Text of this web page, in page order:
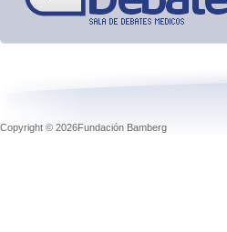
Copyright © 2026Fundación Bamberg